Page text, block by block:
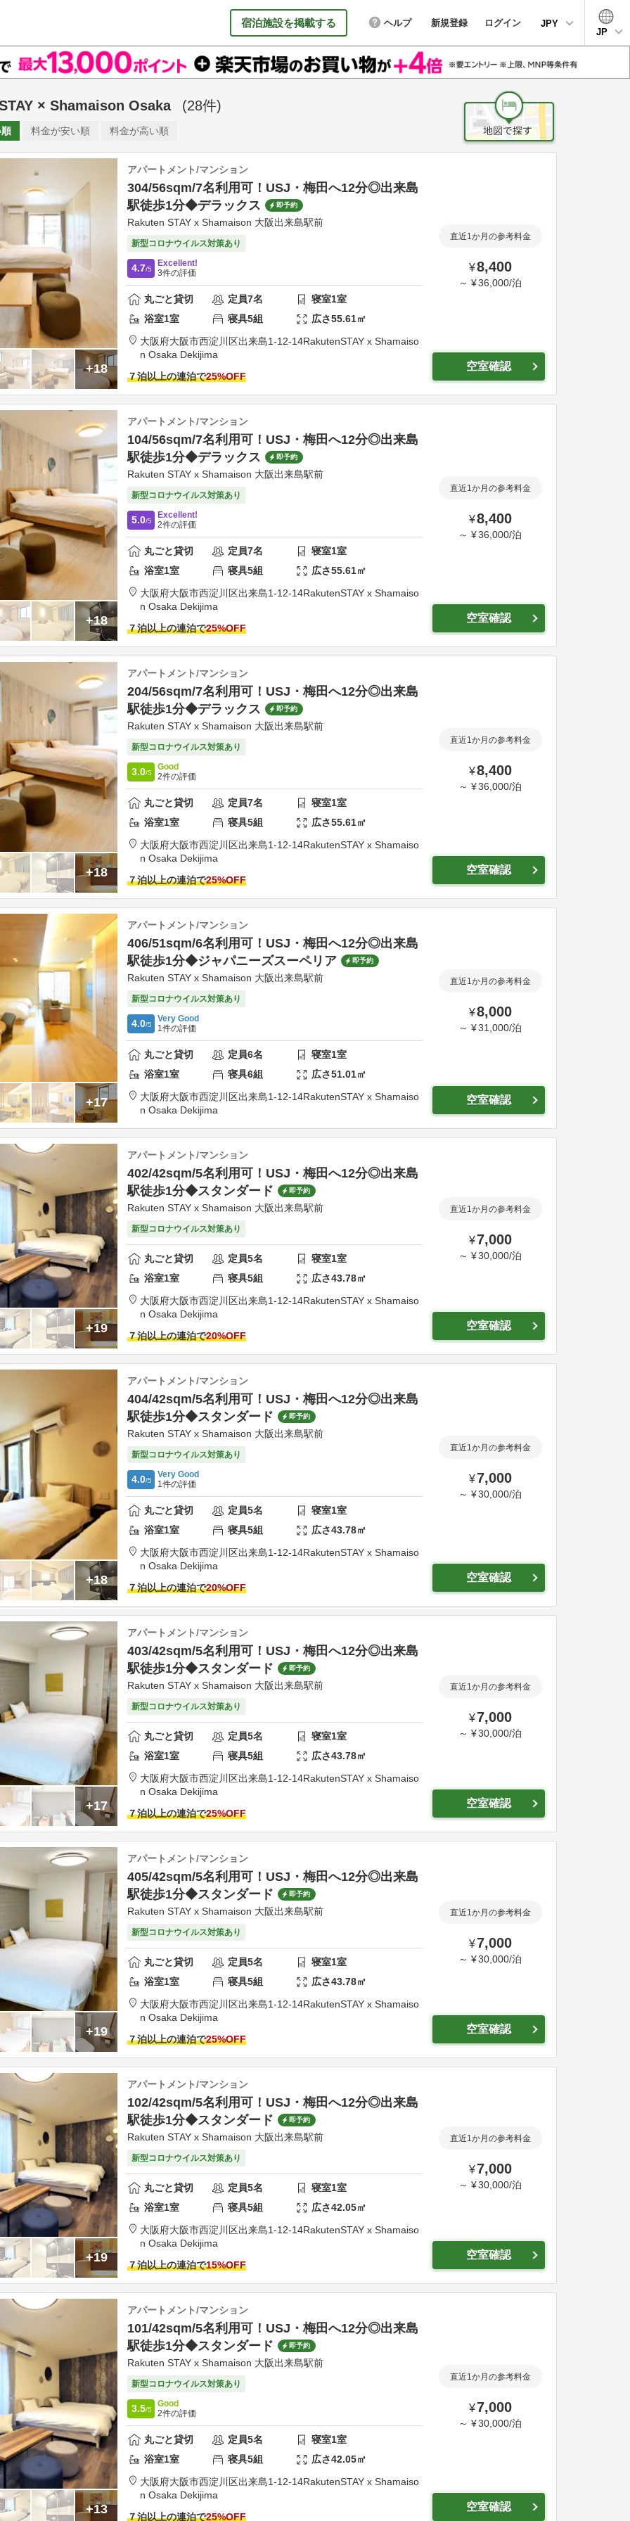
宿泊施設を掲載する ヘルプ 新規登録 ログイン
JPY
JP
× Shamaison Osaka (28件)
料金が安い順 料金が高い順
+18
アパートメント/マンション
304/56sqm/7名利用可！USJ・梅田へ12分◎出来島
駅徒歩1分◆デラックス
即予約
Rakuten STAY x Shamaison 大阪出来島駅前
新型コロナウイルス対策あり
4.7/5
Excellent!
3件の評価
丸ごと貸切 定員7名 寝室1室
浴室1室 寝具5組 広さ55.61㎡
大阪府大阪市西淀川区出来島1-12-14RakutenSTAY x Shamaiso
n Osaka Dekijima
７泊以上の連泊で25%OFF
直近1か月の参考料金
¥8,400
～ ¥36,000/泊
空室確認
+18
アパートメント/マンション
104/56sqm/7名利用可！USJ・梅田へ12分◎出来島
駅徒歩1分◆デラックス
即予約
Rakuten STAY x Shamaison 大阪出来島駅前
新型コロナウイルス対策あり
5.0/5
Excellent!
2件の評価
丸ごと貸切 定員7名 寝室1室
浴室1室 寝具5組 広さ55.61㎡
大阪府大阪市西淀川区出来島1-12-14RakutenSTAY x Shamaiso
n Osaka Dekijima
７泊以上の連泊で25%OFF
直近1か月の参考料金
¥8,400
～ ¥36,000/泊
空室確認
+18
アパートメント/マンション
204/56sqm/7名利用可！USJ・梅田へ12分◎出来島
駅徒歩1分◆デラックス
即予約
Rakuten STAY x Shamaison 大阪出来島駅前
新型コロナウイルス対策あり
3.0/5
Good
2件の評価
丸ごと貸切 定員7名 寝室1室
浴室1室 寝具5組 広さ55.61㎡
大阪府大阪市西淀川区出来島1-12-14RakutenSTAY x Shamaiso
n Osaka Dekijima
７泊以上の連泊で25%OFF
直近1か月の参考料金
¥8,400
～ ¥36,000/泊
空室確認
+17
アパートメント/マンション
406/51sqm/6名利用可！USJ・梅田へ12分◎出来島
駅徒歩1分◆ジャパニーズスーペリア
即予約
Rakuten STAY x Shamaison 大阪出来島駅前
新型コロナウイルス対策あり
4.0/5
Very Good
1 件の評価
丸ごと貸切 定員6名 寝室1室
浴室1室 寝具6組 広さ51.01㎡
大阪府大阪市西淀川区出来島1-12-14RakutenSTAY x Shamaiso
n Osaka Dekijima
直近1か月の参考料金
¥8,000
～ ¥31,000/泊
空室確認
+19
アパートメント/マンション
402/42sqm/5名利用可！USJ・梅田へ12分◎出来島
駅徒歩1分◆スタンダード
即予約
Rakuten STAY x Shamaison 大阪出来島駅前
新型コロナウイルス対策あり
丸ごと貸切 定員5名 寝室1室
浴室1室 寝具5組 広さ43.78㎡
大阪府大阪市西淀川区出来島1-12-14RakutenSTAY x Shamaiso
n Osaka Dekijima
７泊以上の連泊で20%OFF
直近1か月の参考料金
¥7,000
～ ¥30,000/泊
空室確認
+18
アパートメント/マンション
404/42sqm/5名利用可！USJ・梅田へ12分◎出来島
駅徒歩1分◆スタンダード
即予約
Rakuten STAY x Shamaison 大阪出来島駅前
新型コロナウイルス対策あり
4.0/5
Very Good
1 件の評価
丸ごと貸切 定員5名 寝室1室
浴室1室 寝具5組 広さ43.78㎡
大阪府大阪市西淀川区出来島1-12-14RakutenSTAY x Shamaiso
n Osaka Dekijima
７泊以上の連泊で20%OFF
直近1か月の参考料金
¥7,000
～ ¥30,000/泊
空室確認
+17
アパートメント/マンション
403/42sqm/5名利用可！USJ・梅田へ12分◎出来島
駅徒歩1分◆スタンダード
即予約
Rakuten STAY x Shamaison 大阪出来島駅前
新型コロナウイルス対策あり
丸ごと貸切 定員5名 寝室1室
浴室1室 寝具5組 広さ43.78㎡
大阪府大阪市西淀川区出来島1-12-14RakutenSTAY x Shamaiso
n Osaka Dekijima
７泊以上の連泊で25%OFF
直近1か月の参考料金
¥7,000
～ ¥30,000/泊
空室確認
+19
アパートメント/マンション
405/42sqm/5名利用可！USJ・梅田へ12分◎出来島
駅徒歩1分◆スタンダード
即予約
Rakuten STAY x Shamaison 大阪出来島駅前
新型コロナウイルス対策あり
丸ごと貸切 定員5名 寝室1室
浴室1室 寝具5組 広さ43.78㎡
大阪府大阪市西淀川区出来島1-12-14RakutenSTAY x Shamaiso
n Osaka Dekijima
７泊以上の連泊で25%OFF
直近1か月の参考料金
¥7,000
～ ¥30,000/泊
空室確認
+19
アパートメント/マンション
102/42sqm/5名利用可！USJ・梅田へ12分◎出来島
駅徒歩1分◆スタンダード
即予約
Rakuten STAY x Shamaison 大阪出来島駅前
新型コロナウイルス対策あり
丸ごと貸切 定員5名 寝室1室
浴室1室 寝具5組 広さ42.05㎡
大阪府大阪市西淀川区出来島1-12-14RakutenSTAY x Shamaiso
n Osaka Dekijima
７泊以上の連泊で15%OFF
直近1か月の参考料金
¥7,000
～ ¥30,000/泊
空室確認
+13
アパートメント/マンション
101/42sqm/5名利用可！USJ・梅田へ12分◎出来島
駅徒歩1分◆スタンダード
即予約
Rakuten STAY x Shamaison 大阪出来島駅前
新型コロナウイルス対策あり
3.5/5
Good
2件の評価
丸ごと貸切 定員5名 寝室1室
浴室1室 寝具5組 広さ42.05㎡
大阪府大阪市西淀川区出来島1-12-14RakutenSTAY x Shamaiso
n Osaka Dekijima
７泊以上の連泊で25%OFF
直近1か月の参考料金
¥7,000
～ ¥30,000/泊
空室確認